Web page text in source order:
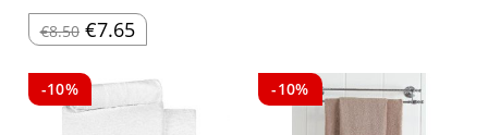
€8.50 Original
price
€8.50.
€7.65Η
τρέχουσα
€7.65.
-10% -10%